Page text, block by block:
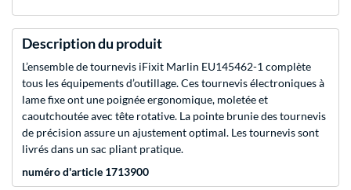
Description du produit
L’ensemble de tournevis iFixit Marlin EU145462-1 complète
tous les équipements d’outillage. Ces tournevis électroniques à
lame fixe ont une poignée ergonomique, moletée et
caoutchoutée avec tête rotative. La pointe brunie des tournevis
de précision assure un ajustement optimal. Les tournevis sont
livrés dans un sac pliant pratique.
numéro d'article 1713900